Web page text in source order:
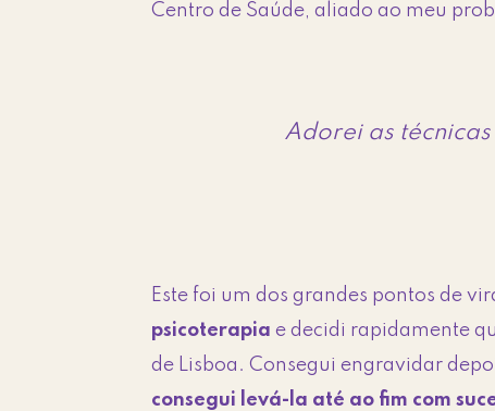
Centro de Saúde, aliado ao meu
Adorei as
Este foi um dos grandes pontos de
psicoterapia e decidi rapidamente
de Lisboa. Consegui engravidar
consegui levá-la até ao fim com